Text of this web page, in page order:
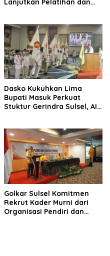
Lanjutkan Pelatihan dan
Dasko Kukuhkan Lima
Bupati Masuk Perkuat
Stuktur Gerindra Sulsel, AIA
Golkar Sulsel Komitmen
Rekrut Kader Murni dari
Organisasi Pendiri dan